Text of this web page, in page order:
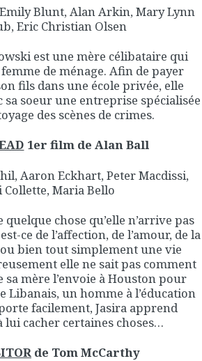
Blunt, Alan Arkin, Mary Lynn
Eric Christian Olsen
est une mère célibataire qui
de ménage. Afin de payer
fils dans une école privée, elle
sa soeur une entreprise spécialisée
des scènes de crimes.
1er film de Alan Ball
Aaron Eckhart, Peter Macdissi,
Collette, Maria Bello
quelque chose qu’elle n’arrive pas
ce de l’affection, de l’amour, de la
bien tout simplement une vie
elle ne sait pas comment
sa mère l’envoie à Houston pour
Libanais, un homme à l’éducation
facilement, Jasira apprend
lui cacher certaines choses…
de Tom McCarthy